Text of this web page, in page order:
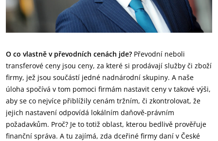
O co vlastně v převodních cenách jde? Převodní neboli
transferové ceny jsou ceny, za které si prodávají služby či zboží
firmy, jež jsou součástí jedné nadnárodní skupiny. A naše
úloha spočívá v tom pomoci firmám nastavit ceny v takové výši,
aby se co nejvíce přiblížily cenám tržním, či zkontrolovat, že
jejich nastavení odpovídá lokálním daňově-právním
požadavkům. Proč? Je to totiž oblast, kterou bedlivě prověřuje
finanční správa. A tu zajímá, zda dceřiné firmy daní v České